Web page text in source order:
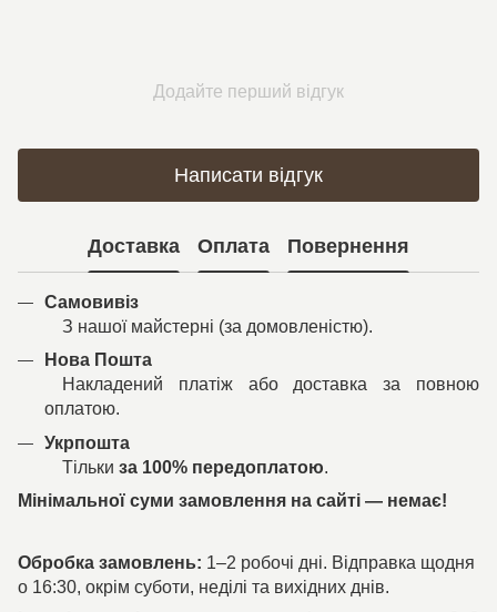
Додайте перший відгук
Написати відгук
Доставка Оплата Повернення
Самовивіз
З нашої майстерні (за домовленістю).
Нова Пошта
Накладений платіж або доставка за повною
оплатою.
Укрпошта
Тільки за 100% передоплатою.
Мінімальної суми замовлення на сайті — немає!
Обробка замовлень: 1–2 робочі дні. Відправка щодня
о 16:30, окрім суботи, неділі та вихідних днів.